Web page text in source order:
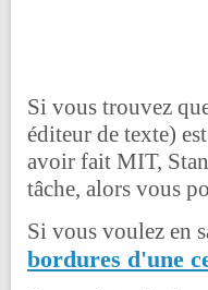
Si vous trouvez
éditeur de texte)
avoir fait MIT,
tâche, alors vous
Si vous voulez en
bordures d'une